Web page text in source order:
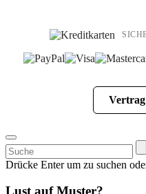
Suchen
nach:
Drücke Enter um zu suchen